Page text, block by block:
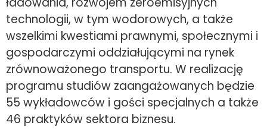
technologii, w tym wodorowych, a także
wszelkimi kwestiami prawnymi, społecznymi i
gospodarczymi oddziałującymi na rynek
zrównoważonego transportu. W realizację
programu studiów zaangażowanych będzie
55 wykładowców i gości specjalnych a także
46 praktyków sektora biznesu.